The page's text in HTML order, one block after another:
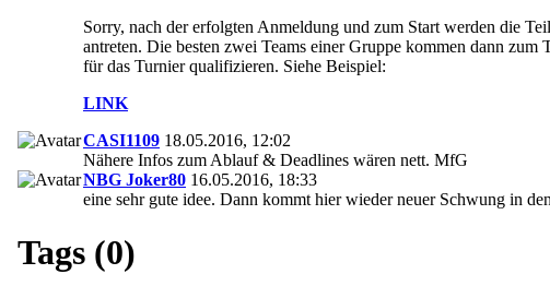
Sorry, nach der erfolgten Anmeldung und zum Start werden die
antreten. Die besten zwei Teams einer Gruppe kommen dann
für das Turnier qualifizieren. Siehe Beispiel:
LINK
CASI1109 18.05.2016, 12:02
Nähere Infos zum Ablauf & Deadlines wären nett. MfG
NBG Joker80 16.05.2016, 18:33
eine sehr gute idee. Dann kommt hier wieder neuer Schwung in
Tags (0)